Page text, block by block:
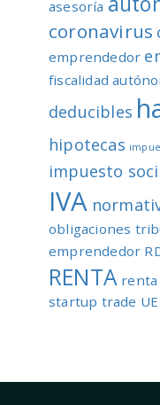
asesoría
coronavirus
emprendedor
fiscalidad
deducibles
hipotecas
impuesto
IVA
obligaciones
emprendedor
RENTA renta
startup trade UE